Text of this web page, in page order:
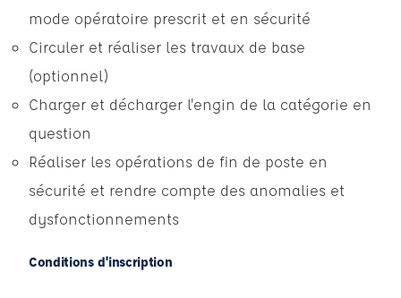
mode opératoire prescrit et en sécurité
Circuler et réaliser les travaux de base
(optionnel)
Charger et décharger l'engin de la catégorie en
question
Réaliser les opérations de fin de poste en
sécurité et rendre compte des anomalies et
dysfonctionnements
Conditions d'inscription